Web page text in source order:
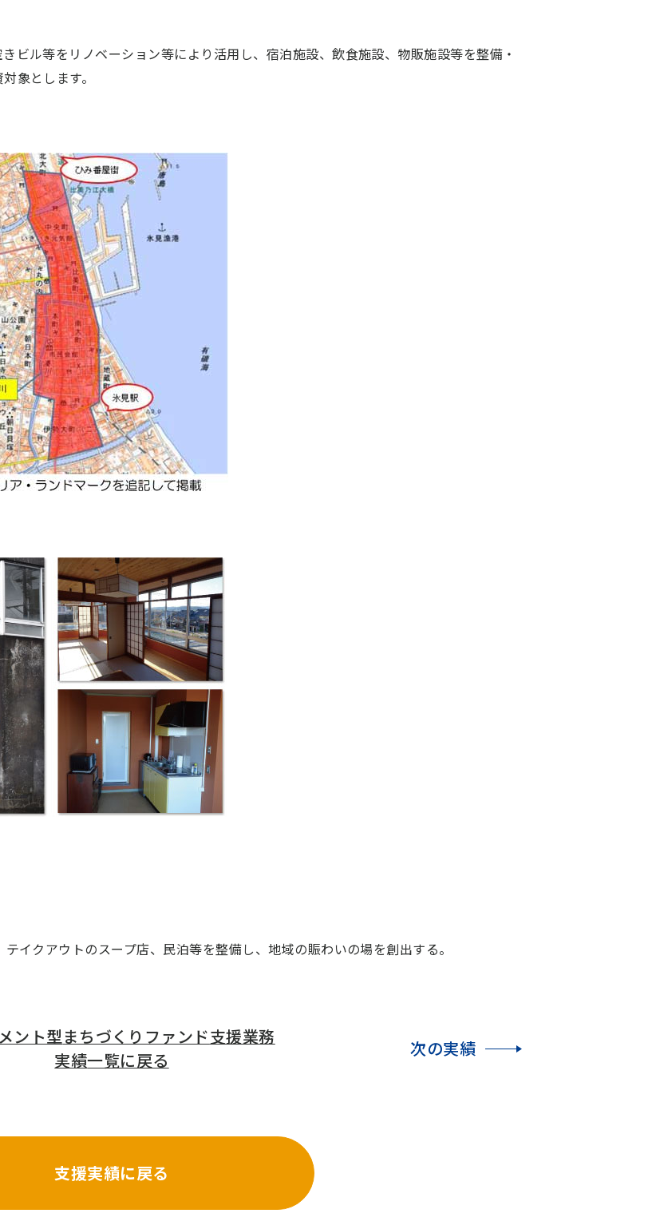
ビル等をリノベーション等により活用し、宿泊施設、飲食施設、物販施設等を整備・
象とします。
イクアウトのスープ店、民泊等を整備し、地域の賑わいの場を創出する。
ント型まちづくりファンド支援業務
実績一覧に戻る
次の実績
支援実績に戻る